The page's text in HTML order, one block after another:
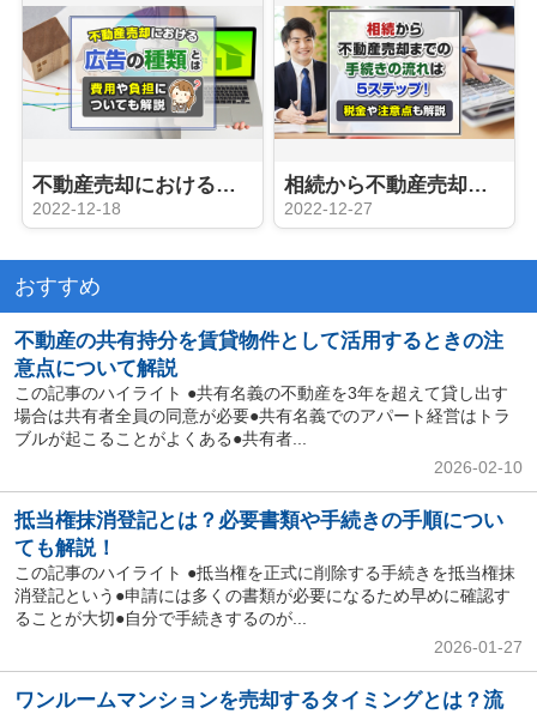
不動産売却における広告の種類とは？費用や負担についても解説
2022-12-18
相続から不動産売却までの手続きの流れは5ステップ！税金や注意点も解説
2022-12-27
おすすめ
不動産の共有持分を賃貸物件として活用するときの注
意点について解説
この記事のハイライト ●共有名義の不動産を3年を超えて貸し出す
場合は共有者全員の同意が必要●共有名義でのアパート経営はトラ
ブルが起こることがよくある●共有者...
2026-02-10
抵当権抹消登記とは？必要書類や手続きの手順につい
ても解説！
この記事のハイライト ●抵当権を正式に削除する手続きを抵当権抹
消登記という●申請には多くの書類が必要になるため早めに確認す
ることが大切●自分で手続きするのが...
2026-01-27
ワンルームマンションを売却するタイミングとは？流